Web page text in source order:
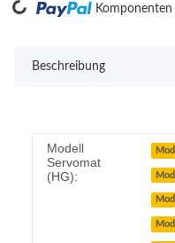
Loading...
Beschreibung
Modell
Servomat
(HG):